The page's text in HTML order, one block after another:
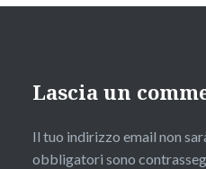
Lascia un
Il tuo indirizzo email non
obbligatori sono